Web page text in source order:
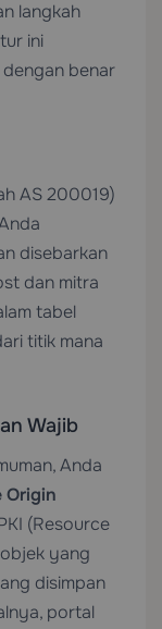
langkah
ini
benar
AS 200019)
disebarkan
dan mitra
tabel
titik mana
Wajib
Anda
Origin
(Resource
yang
disimpan
portal